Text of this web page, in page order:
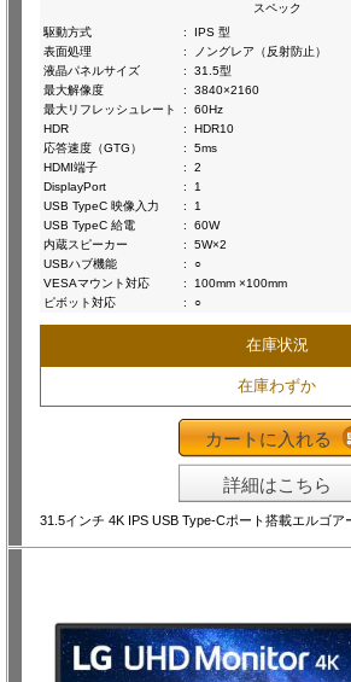
スペック
駆動方式
:
IPS 型
表面処理
:
ノングレア（反射防止）
液晶パネルサイズ
:
31.5型
最大解像度
:
3840×2160
最大リフレッシュレート
:
60Hz
HDR
:
HDR10
応答速度（GTG）
:
5ms
HDMI端子
:
2
DisplayPort
:
1
USB TypeC 映像入力
:
1
USB TypeC 給電
:
60W
内蔵スピーカー
:
5W×2
USBハブ機能
:
○
VESAマウント対応
:
100mm ×100mm
ピボット対応
: ○
在庫状況
在庫わずか
カートに入れる
詳細はこちら
31.5インチ 4K IPS USB Type-Cポート搭載エルゴア